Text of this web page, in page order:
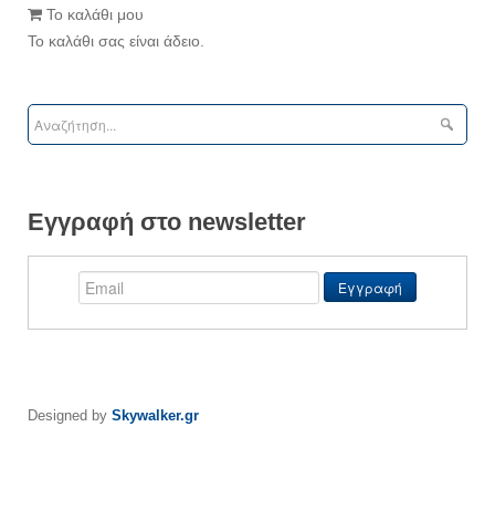
Το καλάθι μου
Το καλάθι σας είναι άδειο.
Εγγραφή στο newsletter
Designed by Skywalker.gr